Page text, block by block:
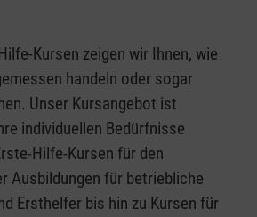
Kursen zeigen wir Ihnen, wie
handeln oder sogar
Unser Kursangebot ist
individuellen Bedürfnisse
Hilfe-Kursen für den
Ausbildungen für betriebliche
Ersthelfer bis hin zu Kursen für